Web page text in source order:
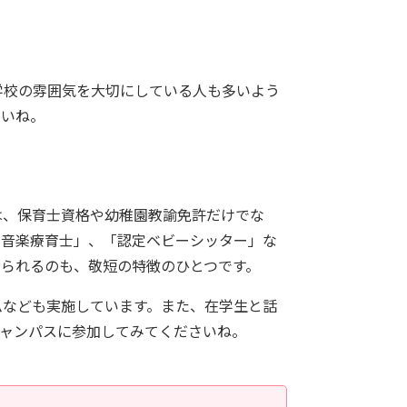
の雰囲気を大切にしている人も多いよう
ね。
保育士資格や幼稚園教諭免許だけでな
楽療育士」、「認定ベビーシッター」な
るのも、敬短の特徴のひとつです。
ども実施しています。また、在学生と話
パスに参加してみてくださいね。